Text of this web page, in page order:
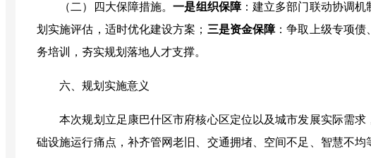
（二）四大保障措施。一是组织保障：建立多部门联动协调机
划实施评估，适时优化建设方案； 三是资金保障：争取上级专项债
务培训，夯实规划落地人才支撑。
六、规划实施意义
本次规划立足康巴什区市府核心区定位以及城市发展实际需
础设施运行痛点，补齐管网老旧、交通拥堵、空间不足、智慧不